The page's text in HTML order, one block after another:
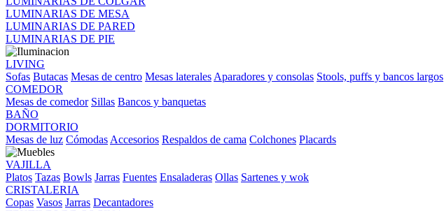
LUMINARIAS DE MESA
LUMINARIAS DE PARED
LUMINARIAS DE PIE
LIVING
Sofas Butacas Mesas de centro Mesas laterales Aparadores y consolas Stools, puffs y bancos largos
COMEDOR
Mesas de comedor Sillas Bancos y banquetas
BAÑO
DORMITORIO
Mesas de luz Cómodas Accesorios Respaldos de cama Colchones Placards
VAJILLA
Platos Tazas Bowls Jarras Fuentes Ensaladeras Ollas Sartenes y wok
CRISTALERIA
Copas Vasos Jarras Decantadores